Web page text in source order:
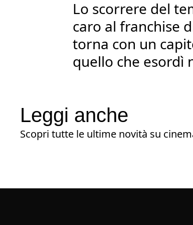
Lo scorrere del
caro al franchise
torna con un
quello che esordì
Leggi anche
Scopri tutte le ultime novità su